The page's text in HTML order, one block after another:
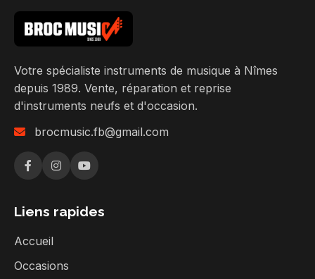
Votre spécialiste instruments de musique à Nîmes
depuis 1989. Vente, réparation et reprise
d'instruments neufs et d'occasion.
brocmusic.fb@gmail.com
Liens rapides
Accueil
Occasions